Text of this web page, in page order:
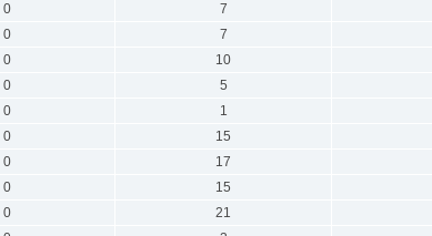
0 7
0 7
0 10
0 5
0 1
0 15
0 17
0 15
0 21